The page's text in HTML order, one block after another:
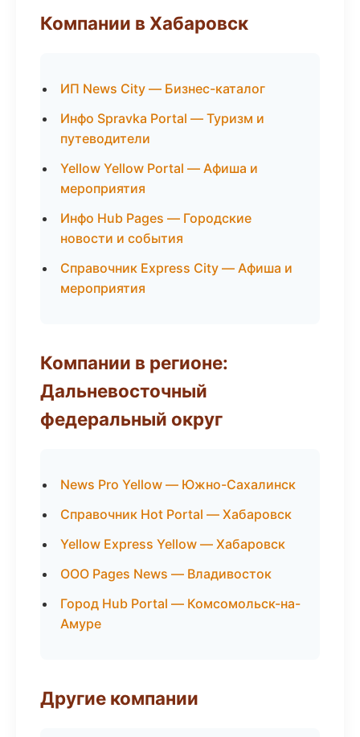
Компании в Хабаровск
ИП News City — Бизнес-каталог
Инфо Spravka Portal — Туризм и
путеводители
Yellow Yellow Portal — Афиша и
мероприятия
Инфо Hub Pages — Городские
новости и события
Справочник Express City — Афиша и
мероприятия
Компании в регионе:
Дальневосточный
федеральный округ
News Pro Yellow — Южно-Сахалинск
Справочник Hot Portal — Хабаровск
Yellow Express Yellow — Хабаровск
ООО Pages News — Владивосток
Город Hub Portal — Комсомольск-на-
Амуре
Другие компании